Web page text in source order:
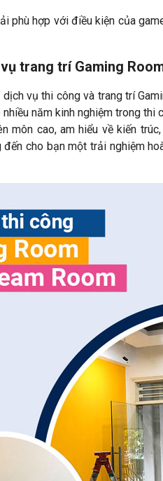
phù hợp với điều kiện của
trang trí Gaming
vụ thi công và trang trí
năm kinh nghiệm trong
môn cao, am hiểu về kiến
cho bạn một trải nghiệm